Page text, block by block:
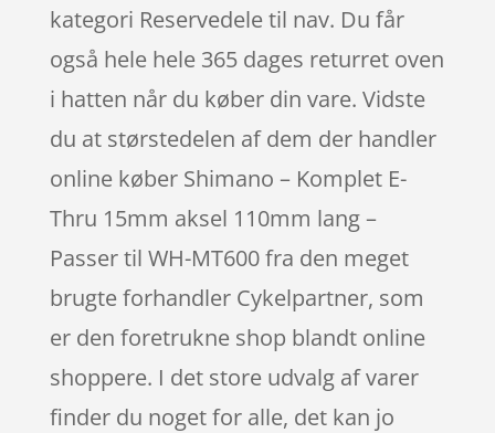
kategori Reservedele til nav. Du får
også hele hele 365 dages returret oven
i hatten når du køber din vare. Vidste
du at størstedelen af dem der handler
online køber Shimano – Komplet E-
Thru 15mm aksel 110mm lang –
Passer til WH-MT600 fra den meget
brugte forhandler Cykelpartner, som
er den foretrukne shop blandt online
shoppere. I det store udvalg af varer
finder du noget for alle, det kan jo